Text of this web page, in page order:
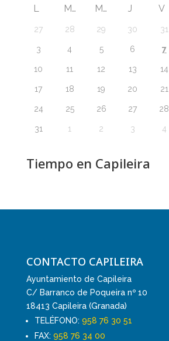
L M M J V
27 28 29 30 31
3 4 5 6 7
10 11 12 13 14
17 18 19 20 21
24 25 26 27 28
31 1 2 3 4
Tiempo en Capileira
CONTACTO CAPILEIRA
Ayuntamiento de Capileira
C/ Barranco de Poqueira nº 10
18413 Capileira (Granada)
TELÉFONO: 958 76 30 51
FAX: 958 76 34 00